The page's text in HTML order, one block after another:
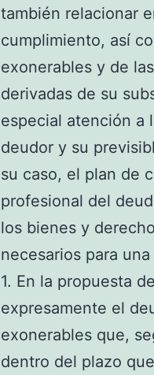
también relacionar
cumplimiento, así
exonerables y de
derivadas de su
especial atención a
deudor y su
su caso, el plan de
profesional del
los bienes y
necesarios para
1. En la propuesta
expresamente el
exonerables que,
dentro del plazo